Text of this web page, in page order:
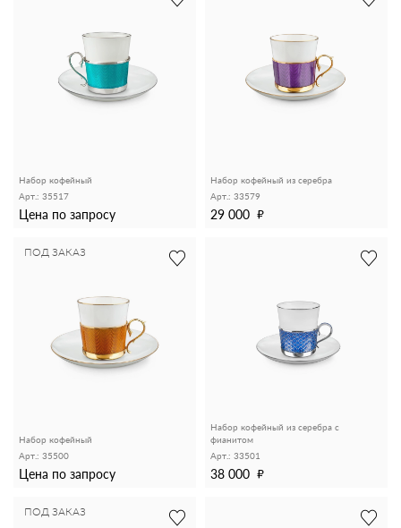
Набор кофейный
Арт.: 35517
Цена по запросу
Набор кофейный из серебра
Арт.: 33579
29 000
ПОД ЗАКАЗ
Набор кофейный
Арт.: 35500
Цена по запросу
Набор кофейный из серебра с
фианитом
Арт.: 33501
38 000
ПОД ЗАКАЗ